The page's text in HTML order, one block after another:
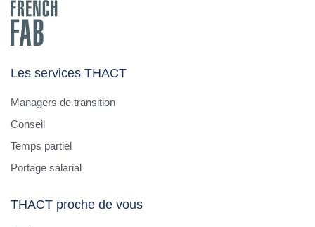
Les services THACT
Managers de transition
Conseil
Temps partiel
Portage salarial
THACT proche de vous